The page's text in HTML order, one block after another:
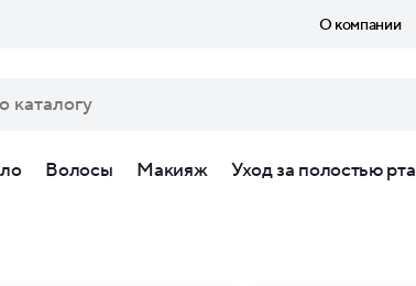
О компании
Волосы Макияж Уход за полостью рта